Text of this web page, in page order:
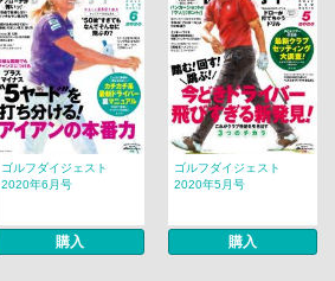
ゴルフダイジェスト
2020年6月号
購入
ゴルフダイジェスト
2020年5月号
購入